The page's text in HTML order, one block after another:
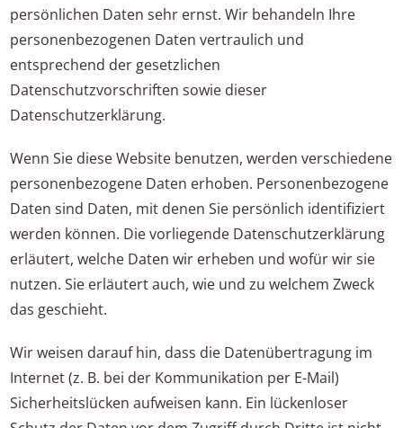
persönlichen Daten sehr ernst. Wir behandeln Ihre
personenbezogenen Daten vertraulich und
entsprechend der gesetzlichen
Datenschutzvorschriften sowie dieser
Datenschutzerklärung.
Wenn Sie diese Website benutzen, werden verschiedene
personenbezogene Daten erhoben. Personenbezogene
Daten sind Daten, mit denen Sie persönlich identifiziert
werden können. Die vorliegende Datenschutzerklärung
erläutert, welche Daten wir erheben und wofür wir sie
nutzen. Sie erläutert auch, wie und zu welchem Zweck
das geschieht.
Wir weisen darauf hin, dass die Datenübertragung im
Internet (z. B. bei der Kommunikation per E-Mail)
Sicherheitslücken aufweisen kann. Ein lückenloser